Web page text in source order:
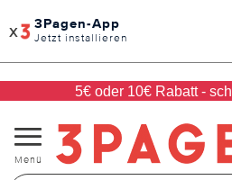
x 3Pagen-App
Jetzt installieren
5€ oder 10€ Rabatt -
Navigation
umschalten
Menü